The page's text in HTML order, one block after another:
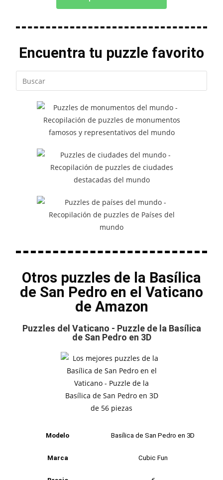
Encuentra tu puzzle favorito
Otros puzzles de la Basílica
de San Pedro en el Vaticano
de Amazon
Puzzles del Vaticano - Puzzle de la Basílica
de San Pedro en 3D
Modelo Basílica de San Pedro en 3D
Marca Cubic Fun